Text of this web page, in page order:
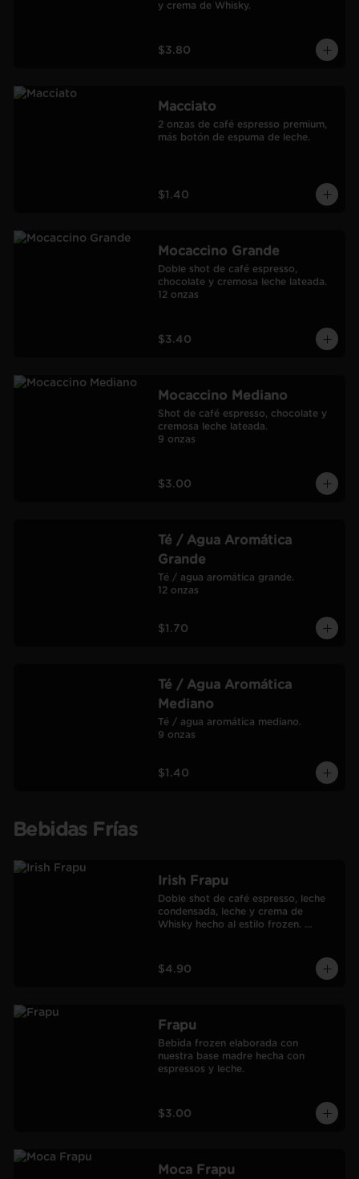
y crema de Whisky.
$3.80
Macciato
2 onzas de café espresso premium,
más botón de espuma de leche.
$1.40
Mocaccino Grande
Doble shot de café espresso,
chocolate y cremosa leche lateada.
12 onzas
$3.40
Mocaccino Mediano
Shot de café espresso, chocolate y
cremosa leche lateada.
9 onzas
$3.00
Té / Agua Aromática
Grande
Té / agua aromática grande.
12 onzas
$1.70
Té / Agua Aromática
Mediano
Té / agua aromática mediano.
9 onzas
$1.40
Bebidas Frías
Irish Frapu
Doble shot de café espresso, leche
condensada, leche y crema de
Whisky hecho al estilo frozen.
$4.90
Frapu
Bebida frozen elaborada con
nuestra base madre hecha con
espressos y leche.
$3.00
Moca Frapu